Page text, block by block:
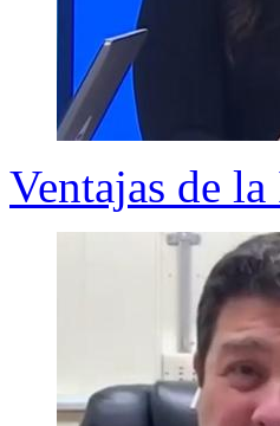
Ventajas de